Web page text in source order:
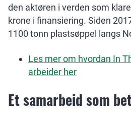
den aktøren i verden som
krone i finansiering. Siden
1100 tonn plastsøppel langs
Les mer om hvordan In
arbeider her
Et samarbeid som